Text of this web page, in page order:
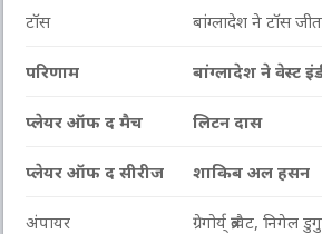
टॉस बांग्लादेश ने टॉस
परिणाम बांग्लादेश ने वेस्ट
प्लेयर ऑफ द मैच लिटन दास
प्लेयर ऑफ द सीरीज शाकिब अल हसन
अंपायर ग्रेगोर्य् ब्रत्वैट,